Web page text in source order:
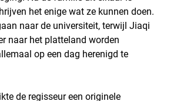
het enige wat ze kunnen doen.
naar de universiteit, terwijl Jiaqi
naar het platteland worden
op een dag herenigd te
de regisseur een originele